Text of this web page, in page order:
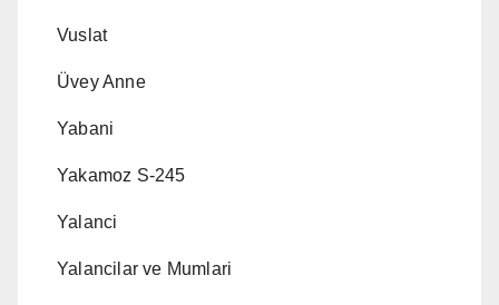
Vuslat
Üvey Anne
Yabani
Yakamoz S-245
Yalanci
Yalancilar ve Mumlari